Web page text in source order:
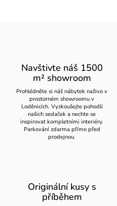
Navštivte náš 1500
m² showroom
Prohlédněte si náš nábytek naživo v
prostorném showroomu v
Loděnicích. Vyzkoušejte pohodlí
našich sedaček a nechte se
inspirovat kompletními interiéry.
Parkování zdarma přímo před
prodejnou.
Originální kusy s
příběhem